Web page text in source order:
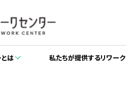
は 私たちが提供するリワーク